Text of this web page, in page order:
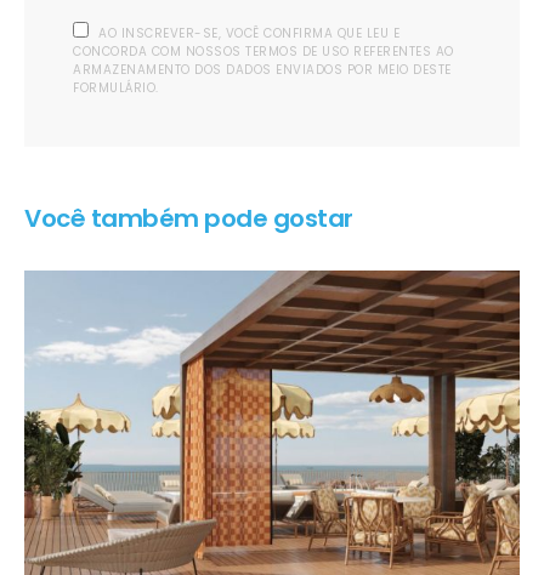
AO INSCREVER-SE, VOCÊ CONFIRMA QUE LEU E
CONCORDA COM NOSSOS TERMOS DE USO REFERENTES AO
ARMAZENAMENTO DOS DADOS ENVIADOS POR MEIO DESTE
FORMULÁRIO.
Você também pode gostar